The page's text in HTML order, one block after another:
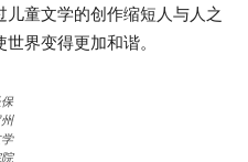
童文学的创作缩短人与人之
界变得更加和谐。